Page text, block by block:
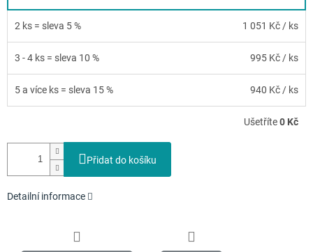
2 ks = sleva 5 % 1 051 Kč / ks
3 - 4 ks = sleva 10 % 995 Kč / ks
5 a více ks = sleva 15 % 940 Kč / ks
Ušetříte0 Kč
Přidat do košíku
Detailní informace